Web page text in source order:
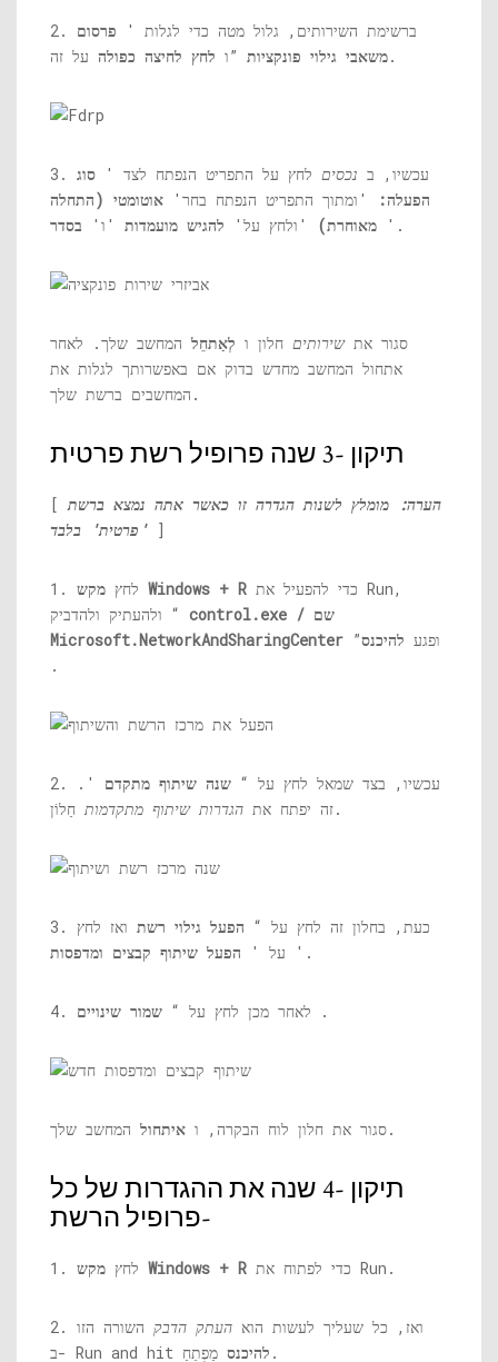
2. ברשימת השירותים, גלול מטה כדי לגלות ' פרסום
משאבי גילוי פונקציות ”ו לחץ לחיצה כפולה על זה.
3. עכשיו, ב נכסים לחץ על התפריט הנפתח לצד ' סוג
הפעלה:
'ומתוך התפריט הנפתח בחר' אוטומטי (התחלה
מאוחרת)
'ולחץ על' להגיש מועמדות 'ו' בסדר '.
סגור אתשירותים חלון ו לְאַתחֵל המחשב שלך. לאחר
אתחול המחשב מחדש בדוק אם באפשרותך לגלות את
המחשבים ברשת שלך.
תיקון -3 שנה פרופיל רשת פרטית
[הערה: מומלץ לשנות הגדרה זו כאשר אתה נמצא ברשת
'פרטית' בלבד ]
1. לחץ מקש Windows + R
ולהעתיק ולהדביק “ control.exe / שם
Microsoft.NetworkAndSharingCenter
”ופגע להיכנס
.
2. עכשיו, בצד שמאל לחץ על “ שנה שיתוף מתקדם '.
זה יפתח את הגדרות שיתוף מתקדמות חַלוֹן.
3. כעת, בחלון זה לחץ על “ הפעל גילוי רשת ואז לחץ
על ' הפעל שיתוף קבצים ומדפסות '.
4. לאחר מכן לחץ על “ שמור שינויים .
סגור את חלון לוח הבקרה, ו איתחול המחשב שלך.
תיקון -4 שנה את ההגדרות של כל
פרופיל הרשת-
1. לחץ מקש Windows + R כדי לפתוח את Run.
2. ואז, כל שעליך לעשות הוא העתק הדבק השורה הזו
ב- Run and hit
להיכנס מַפְתֵחַ.